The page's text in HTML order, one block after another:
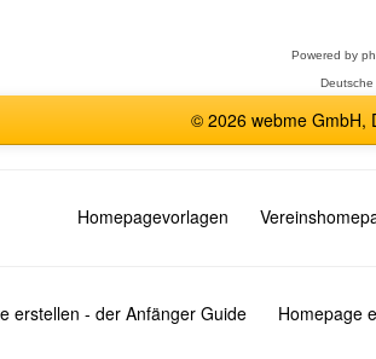
Powered by
© 2026 webme GmbH,
Homepagevorlagen
erstellen - der Anfänger Guide Homepage